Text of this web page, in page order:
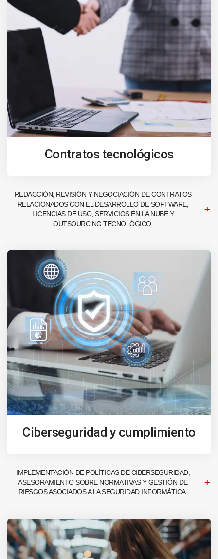
Contratos tecnológicos
REDACCIÓN, REVISIÓN Y NEGOCIACIÓN DE CONTRATOS
RELACIONADOS CON EL DESARROLLO DE SOFTWARE,
LICENCIAS DE USO, SERVICIOS EN LA NUBE Y
OUTSOURCING TECNOLÓGICO.
Ciberseguridad y cumplimiento
IMPLEMENTACIÓN DE POLÍTICAS DE CIBERSEGURIDAD,
ASESORAMIENTO SOBRE NORMATIVAS Y GESTIÓN DE
RIESGOS ASOCIADOS A LA SEGURIDAD INFORMÁTICA.